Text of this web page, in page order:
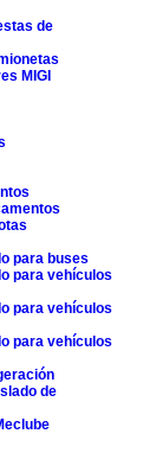
de
MIGI
para buses
para vehículos
para vehículos
para vehículos
de